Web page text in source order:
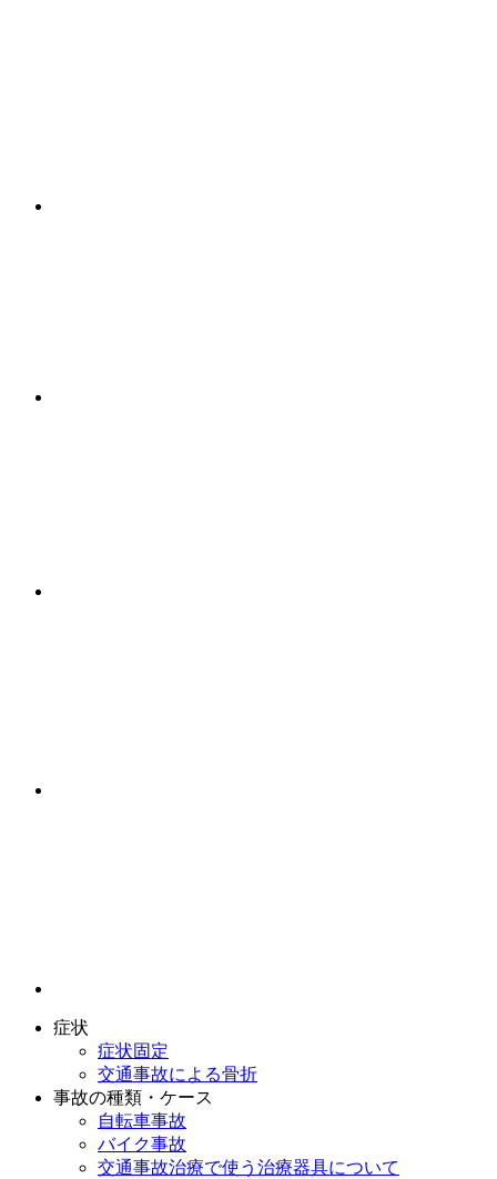
症状
症状固定
交通事故による骨折
事故の種類・ケース
自転車事故
バイク事故
交通事故治療で使う治療器具について